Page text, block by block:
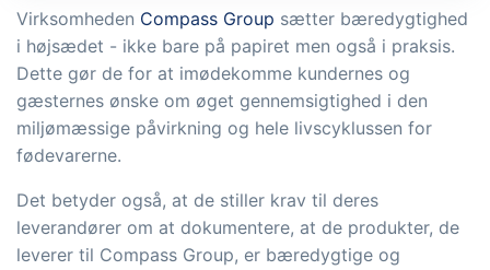
bæredygtig og certificeret
fødevarevirksomhed
Tilføjelse
B2B Commerce
sælgerportal, leverandørportal eller
B2B webshop for dine kunder
Virksomheden Compass Group sætter bæredygtighed
i højsædet - ikke bare på papiret men også i praksis.
Dette gør de for at imødekomme kundernes og
gæsternes ønske om øget gennemsigtighed i den
miljømæssige påvirkning og hele livscyklussen for
fødevarerne.
Det betyder også, at de stiller krav til deres
leverandører om at dokumentere, at de produkter, de
leverer til Compass Group, er bæredygtige og